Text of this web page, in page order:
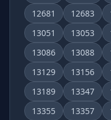
12681
12683
13051
13053
13086
13088
13129
13156
13189
13347
13355
13357